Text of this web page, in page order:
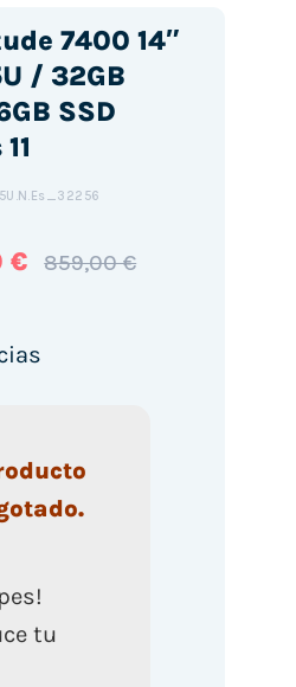
7400 14″
/ 32GB
SSD
€ 859,00 €
tu